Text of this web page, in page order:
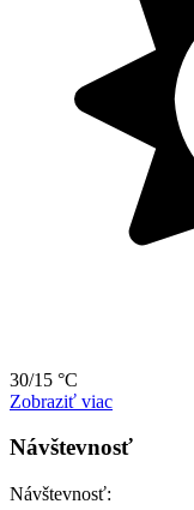
30/15 °C
Zobraziť viac
Návštevnosť
Návštevnosť: